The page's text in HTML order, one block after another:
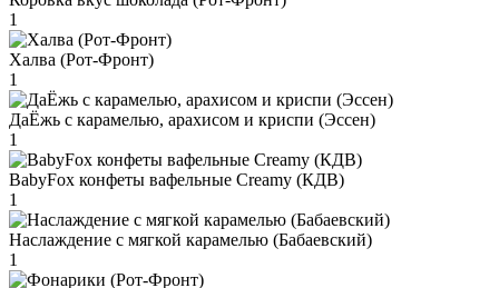
1
Халва (Рот-Фронт)
1
ДаЁжь с карамелью, арахисом и криспи (Эссен)
1
BabyFox конфеты вафельные Creamy (КДВ)
1
Наслаждение с мягкой карамелью (Бабаевский)
1